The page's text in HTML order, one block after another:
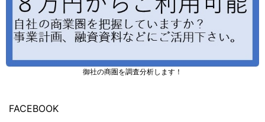
御社の商圏を調査分析します！
FACEBOOK